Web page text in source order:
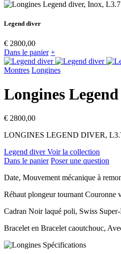
Legend diver
€ 2800,00
Dans le panier +
Montres Longines
Longines
€ 2800,00
LONGINES LEGEND DIVER,
Legend diver Voir la collection
Dans le panier Poser une question
Date, Mouvement mécanique à
Réhaut plongeur tournant Couronne
Cadran Noir laqué poli, Swiss
Bracelet en Bracelet caoutchouc,
Spécifications